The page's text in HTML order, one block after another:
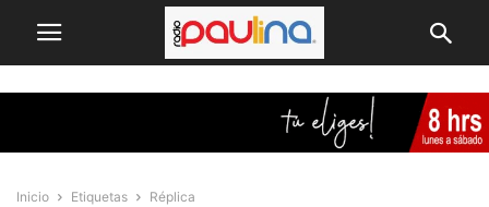
Inicio Etiquetas Réplica